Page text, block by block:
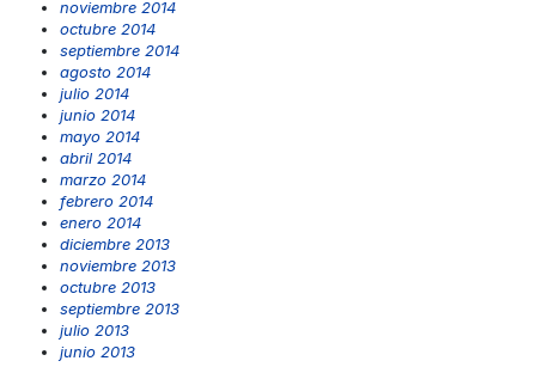
noviembre 2014
octubre 2014
septiembre 2014
agosto 2014
julio 2014
junio 2014
mayo 2014
abril 2014
marzo 2014
febrero 2014
enero 2014
diciembre 2013
noviembre 2013
octubre 2013
septiembre 2013
julio 2013
junio 2013